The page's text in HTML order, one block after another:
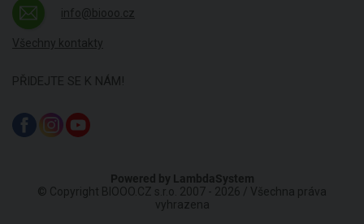
info@biooo.cz
Všechny kontakty
PŘIDEJTE SE K NÁM!
Powered by LambdaSystem
© Copyright BIOOO.CZ s.r.o. 2007 - 2026 / Všechna práva
vyhrazena